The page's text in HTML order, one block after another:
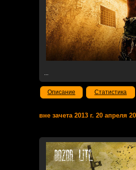
...
Описание Статистика
вне зачета 2013 г. 20 апреля